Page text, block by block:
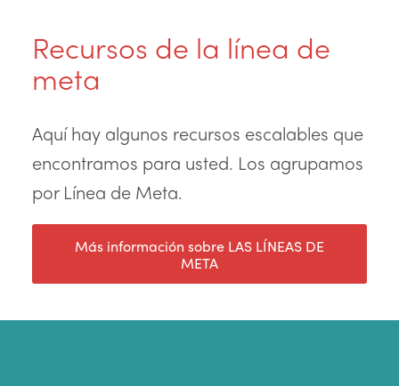
Recursos de la línea de
meta
Aquí hay algunos recursos escalables que
encontramos para usted. Los agrupamos
por Línea de Meta.
Más información sobre LAS LÍNEAS DE
META